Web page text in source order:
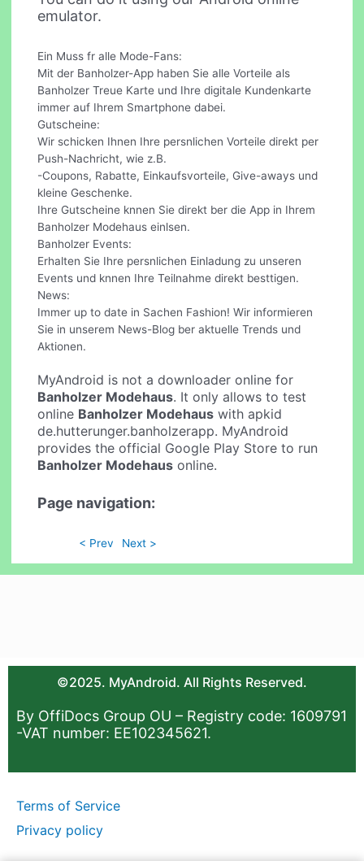
emulator.
Ein Muss fr alle Mode-Fans:
Mit der Banholzer-App haben Sie alle Vorteile als
Banholzer Treue Karte und Ihre digitale Kundenkarte
immer auf Ihrem Smartphone dabei.
Gutscheine:
Wir schicken Ihnen Ihre persnlichen Vorteile direkt per
Push-Nachricht, wie z.B.
-Coupons, Rabatte, Einkaufsvorteile, Give-aways und
kleine Geschenke.
Ihre Gutscheine knnen Sie direkt ber die App in Ihrem
Banholzer Modehaus einlsen.
Banholzer Events:
Erhalten Sie Ihre persnlichen Einladung zu unseren
Events und knnen Ihre Teilnahme direkt besttigen.
News:
Immer up to date in Sachen Fashion! Wir informieren
Sie in unserem News-Blog ber aktuelle Trends und
Aktionen.
MyAndroid is not a downloader online for
Banholzer Modehaus. It only allows to test
online Banholzer Modehaus with apkid
de.hutterunger.banholzerapp. MyAndroid
provides the official Google Play Store to run
Banholzer Modehaus online.
Page navigation:
< Prev Next >
©2025. MyAndroid. All Rights Reserved.
By OffiDocs Group OU – Registry code: 1609791
-VAT number: EE102345621.
Terms of Service
Privacy policy